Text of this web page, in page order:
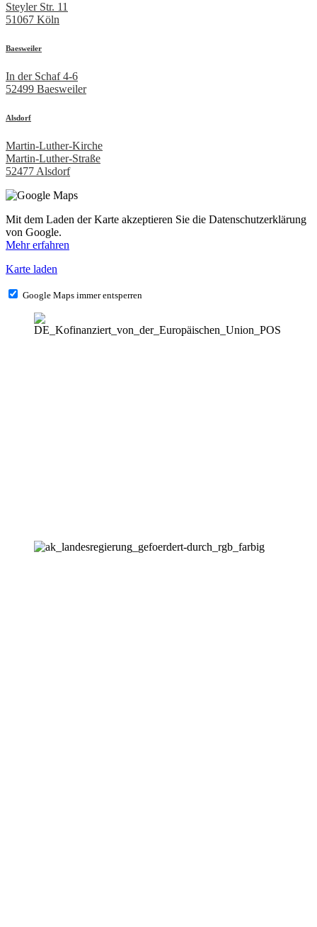
Steyler Str. 11
51067 Köln
Baesweiler
In der Schaf 4-6
52499 Baesweiler
Alsdorf
Martin-Luther-Kirche
Martin-Luther-Straße
52477 Alsdorf
Mit dem Laden der Karte akzeptieren Sie die Datenschutzerklärung
von Google.
Mehr erfahren
Karte laden
Google Maps immer entsperren